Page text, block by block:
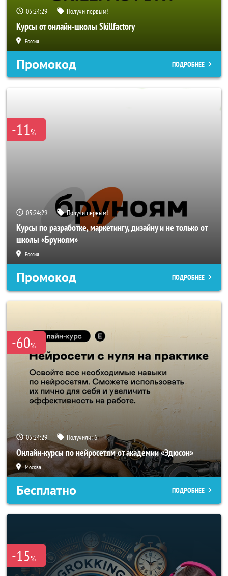
05:24:25 Получи первым!
Курсы от онлайн-школы Skillfactory
Россия
Промокод ПОДРОБНЕЕ
-11%
05:24:25 Получи первым!
Курсы по разработке, маркетингу, дизайну и не только от
школы «Бруноям»
Россия
Промокод ПОДРОБНЕЕ
-60%
05:24:25 Получили:6
Онлайн-курсы по нейросетям от академии «Эдюсон»
Москва
Бесплатно ПОДРОБНЕЕ
-15%